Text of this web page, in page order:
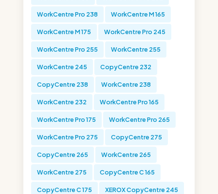
WorkCentre Pro 238 WorkCentre M 165
WorkCentre M 175 WorkCentre Pro 245
WorkCentre Pro 255 WorkCentre 255
WorkCentre 245 CopyCentre 232
CopyCentre 238 WorkCentre 238
WorkCentre 232 WorkCentre Pro 165
WorkCentre Pro 175 WorkCentre Pro 265
WorkCentre Pro 275 CopyCentre 275
CopyCentre 265 WorkCentre 265
WorkCentre 275 CopyCentre C 165
CopyCentre C 175 XEROX CopyCentre 245